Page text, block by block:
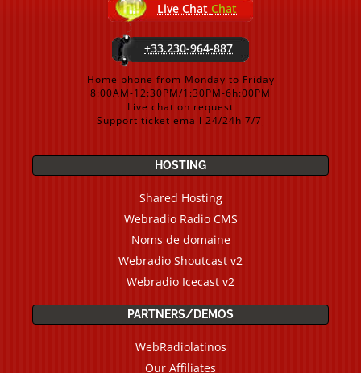
Live Chat Chat
+33.230-964-887
Home phone from Monday to Friday
8:00AM-12:30PM/1:30PM-6h:00PM
Live chat on request
Support ticket email 24/24h 7/7j
HOSTING
Shared Hosting
Webradio Radio CMS
Noms de domaine
Webradio Shoutcast v2
Webradio Icecast v2
PARTNERS/DEMOS
WebRadiolatinos
Our Affiliates